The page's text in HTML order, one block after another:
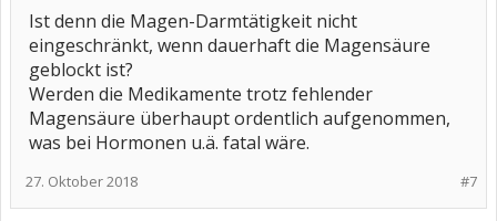
Ist denn die Magen-Darmtätigkeit nicht
eingeschränkt, wenn dauerhaft die Magensäure
geblockt ist?
Werden die Medikamente trotz fehlender
Magensäure überhaupt ordentlich aufgenommen,
was bei Hormonen u.ä. fatal wäre.
#7
27. Oktober 2018